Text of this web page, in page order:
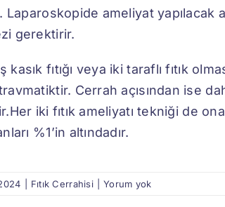
ameliyat yapılacak
gerektirir.
kasık fıtığı veya iki taraflı fıtık
Cerrah açısından ise
iki fıtık ameliyatı tekniği de
%1’in altındadır.
Fıtık Cerrahisi Yorum yok